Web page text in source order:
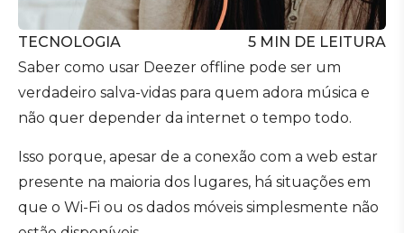
TECNOLOGIA 5 MIN DE LEITURA
Saber como usar Deezer offline pode ser um
verdadeiro salva-vidas para quem adora música e
não quer depender da internet o tempo todo.
Isso porque, apesar de a conexão com a web estar
presente na maioria dos lugares, há situações em
que o Wi-Fi ou os dados móveis simplesmente não